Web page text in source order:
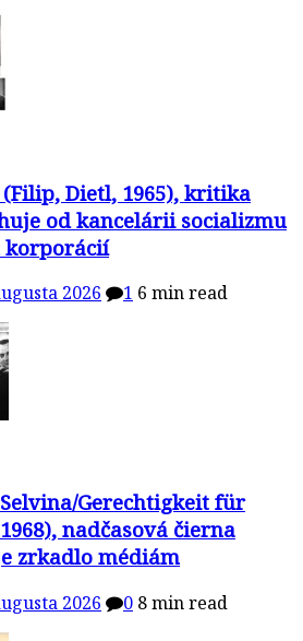
Dietl, 1965), kritika
od kancelárii socializmu
korporácií
2026 1 6 min read
Gerechtigkeit für
nadčasová čierna
zrkadlo médiám
2026 0 8 min read